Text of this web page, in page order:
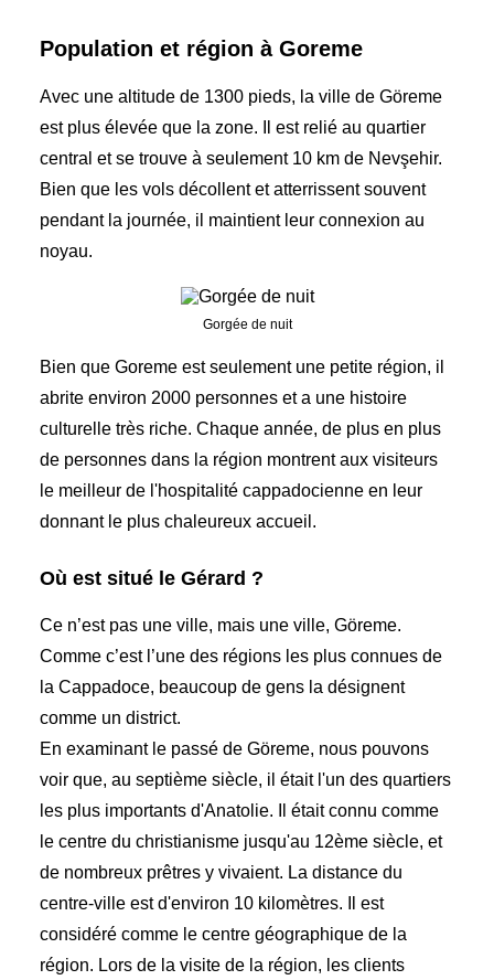
Population et région à Goreme
Avec une altitude de 1300 pieds, la ville de Göreme
est plus élevée que la zone. Il est relié au quartier
central et se trouve à seulement 10 km de Nevşehir.
Bien que les vols décollent et atterrissent souvent
pendant la journée, il maintient leur connexion au
noyau.
Gorgée de nuit
Bien que Goreme est seulement une petite région, il
abrite environ 2000 personnes et a une histoire
culturelle très riche. Chaque année, de plus en plus
de personnes dans la région montrent aux visiteurs
le meilleur de l'hospitalité cappadocienne en leur
donnant le plus chaleureux accueil.
Où est situé le Gérard ?
Ce n’est pas une ville, mais une ville, Göreme.
Comme c’est l’une des régions les plus connues de
la Cappadoce, beaucoup de gens la désignent
comme un district.
En examinant le passé de Göreme, nous pouvons
voir que, au septième siècle, il était l'un des quartiers
les plus importants d'Anatolie. Il était connu comme
le centre du christianisme jusqu'au 12ème siècle, et
de nombreux prêtres y vivaient. La distance du
centre-ville est d'environ 10 kilomètres. Il est
considéré comme le centre géographique de la
région. Lors de la visite de la région, les clients